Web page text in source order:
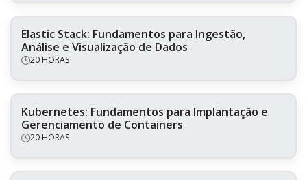
Elastic Stack: Fundamentos para Ingestão,
Análise e Visualização de Dados
20 HORAS
Kubernetes: Fundamentos para Implantação e
Gerenciamento de Containers
20 HORAS